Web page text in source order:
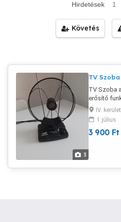
Hirdetések
1
Követés
3
TV
TV Szoba
erősítő
hívjon!
Viberes
Nem fogok
IV.
1 július
3 900 Ft